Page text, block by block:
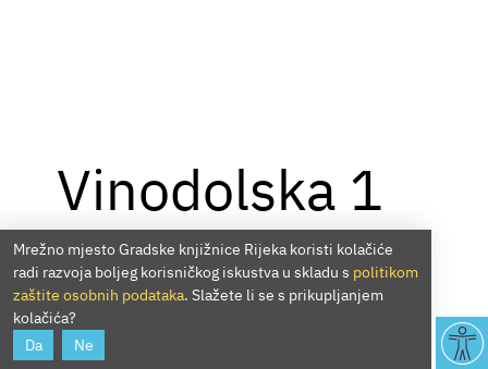
Vinodolska 1
Mrežno mjesto Gradske knjižnice Rijeka koristi kolačiće
radi razvoja boljeg korisničkog iskustva u skladu s politikom
zaštite osobnih podataka. Slažete li se s prikupljanjem
kolačića?
Da
Ne